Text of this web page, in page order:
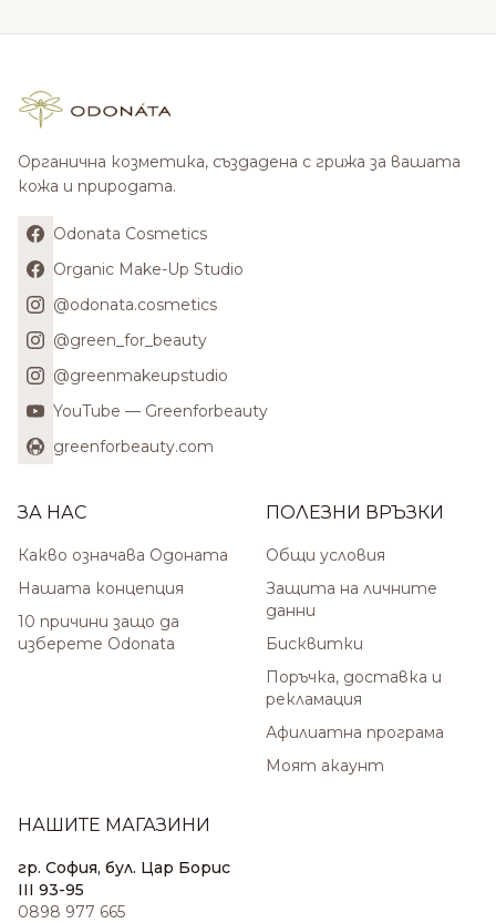
Органична козметика, създадена с грижа за вашата
кожа и природата.
Odonata Cosmetics
Organic Make-Up Studio
@odonata.cosmetics
@green_for_beauty
@greenmakeupstudio
YouTube — Greenforbeauty
greenforbeauty.com
ЗА НАС
Какво означава Одоната
Нашата концепция
10 причини защо да
изберете Odonata
ПОЛЕЗНИ ВРЪЗКИ
Общи условия
Защита на личните
данни
Бисквитки
Поръчка, доставка и
рекламация
Афилиатна програма
Моят акаунт
НАШИТЕ МАГАЗИНИ
гр. София, бул. Цар Борис
III 93-95
0898 977 665